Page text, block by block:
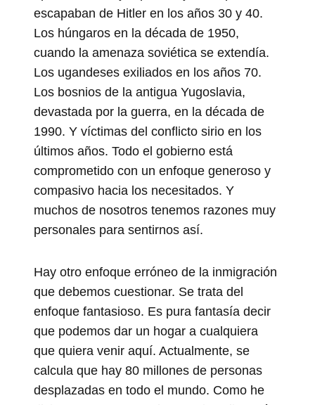
escapaban de Hitler en los años 30 y 40.
Los húngaros en la década de 1950,
cuando la amenaza soviética se extendía.
Los ugandeses exiliados en los años 70.
Los bosnios de la antigua Yugoslavia,
devastada por la guerra, en la década de
1990. Y víctimas del conflicto sirio en los
últimos años. Todo el gobierno está
comprometido con un enfoque generoso y
compasivo hacia los necesitados. Y
muchos de nosotros tenemos razones muy
personales para sentirnos así.
Hay otro enfoque erróneo de la inmigración
que debemos cuestionar. Se trata del
enfoque fantasioso. Es pura fantasía decir
que podemos dar un hogar a cualquiera
que quiera venir aquí. Actualmente, se
calcula que hay 80 millones de personas
desplazadas en todo el mundo. Como he